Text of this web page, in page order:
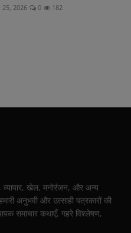
25, 2026 0 182
खेल, मनोरंजन, और अन्य
अनुभवी और उत्साही पत्रकारों की
समाचार कथाएँ, गहरे विश्लेषण,